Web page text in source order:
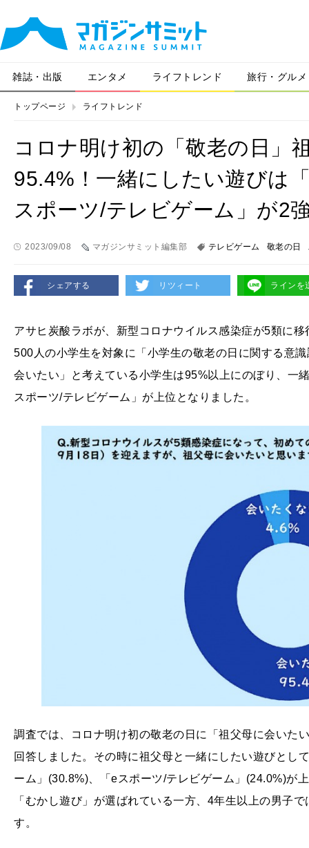
雑誌・出版 エンタメ ライフトレンド 旅行・グルメ
トップページ ライフトレンド
コロナ明け初の「敬老の日」
95.4%！一緒にしたい遊びは
スポーツ/テレビゲーム」が2
2023/09/08 マガジンサミット編集部 テレビゲーム 敬老の日
シェアする リツィート ラインを
アサヒ炭酸ラボが、新型コロナウイルス感染症が5類に
500人の小学生を対象に「小学生の敬老の日に関する意
会いたい」と考えている小学生は95%以上にのぼり、一
スポーツ/テレビゲーム」が上位となりました。
調査では、コロナ明け初の敬老の日に「祖父母に会いた
回答しました。その時に祖父母と一緒にしたい遊びとし
ーム」(30.8%)、「eスポーツ/テレビゲーム」(24.0%)が
「むかし遊び」が選ばれている一方、4年生以上の男子
す。